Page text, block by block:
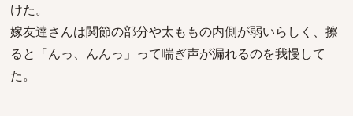
けた。
嫁友達さんは関節の部分や太ももの内側が弱いらしく、擦
ると「んっ、んんっ」って喘ぎ声が漏れるのを我慢して
た。